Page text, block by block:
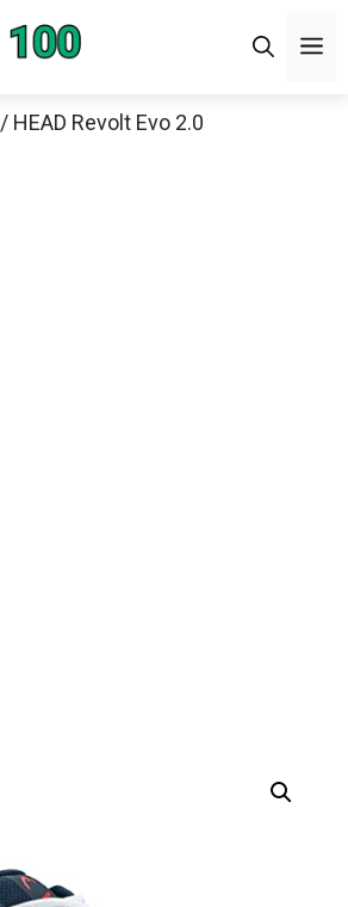
/ HEAD Revolt Evo 2.0